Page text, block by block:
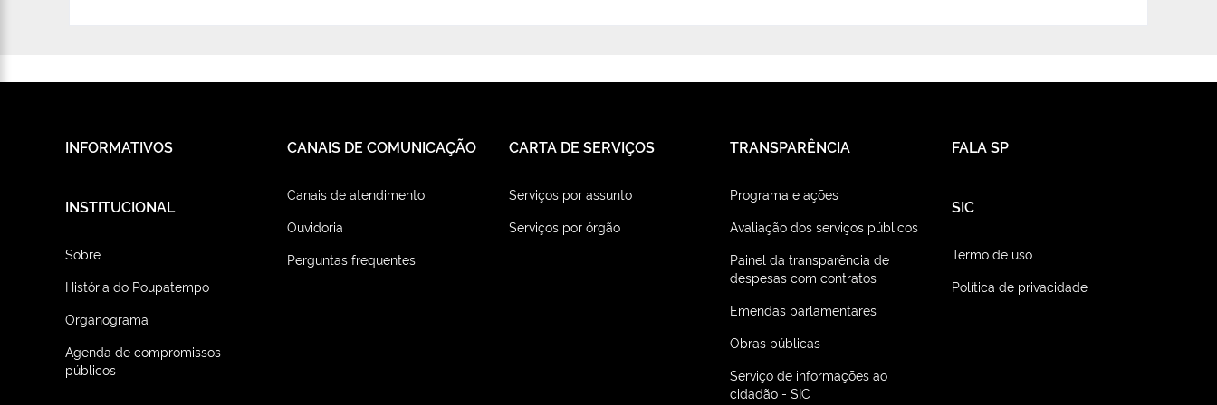
INFORMATIVOS CANAIS DE COMUNICAÇÃO
Canais de atendimento
Ouvidoria
Perguntas frequentes
CARTA DE SERVIÇOS
Serviços por assunto
Serviços por órgão
TRANSPARÊNCIA
Programa e ações
Avaliação dos serviços públicos
Painel da transparência de
despesas com contratos
Emendas parlamentares
Obras públicas
Serviço de informações ao
cidadão - SIC
FALA SP
INSTITUCIONAL
Sobre
História do Poupatempo
Organograma
Agenda de compromissos
públicos
SIC
Termo de uso
Política de privacidade